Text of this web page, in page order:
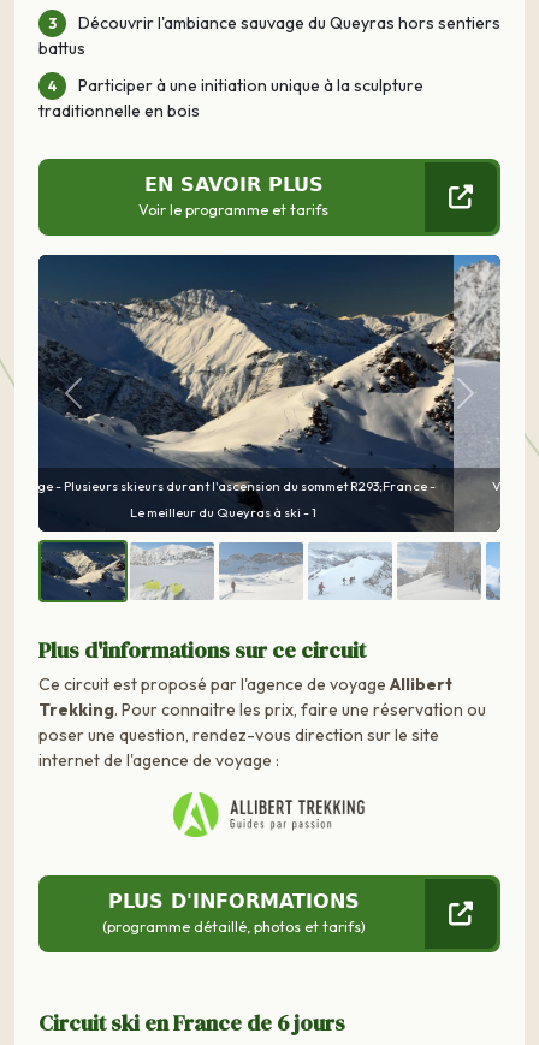
Découvrir l'ambiance sauvage du Queyras hors sentiers
battus
Participer à une initiation unique à la sculpture
traditionnelle en bois
EN SAVOIR PLUS
Voir le programme et tarifs
Visage - Spatules de ski dans la poudreuse face aux montagnes
enneigée;France - Le meilleur du Queyras à ski - 2
Précédent Suivant
Plus d'informations sur ce circuit
Ce circuit est proposé par l'agence de voyage Allibert
Trekking. Pour connaitre les prix, faire une réservation ou
poser une question, rendez-vous direction sur le site
internet de l'agence de voyage :
PLUS D'INFORMATIONS
(programme détaillé, photos et tarifs)
Circuit ski en France de 6 jours